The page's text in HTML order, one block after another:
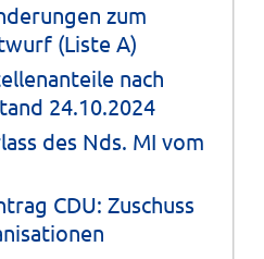
zum
(Liste A)
nach
24.10.2024
des Nds. MI vom
CDU: Zuschuss